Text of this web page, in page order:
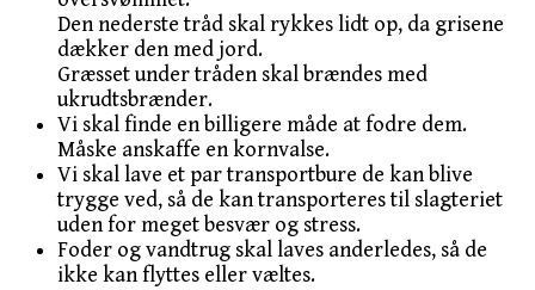
Den nederste tråd skal rykkes lidt op, da grisene
dækker den med jord.
Græsset under tråden skal brændes med
ukrudtsbrænder.
Vi skal finde en billigere måde at fodre dem.
Måske anskaffe en kornvalse.
Vi skal lave et par transportbure de kan blive
trygge ved, så de kan transporteres til slagteriet
uden for meget besvær og stress.
Foder og vandtrug skal laves anderledes, så de
ikke kan flyttes eller væltes.